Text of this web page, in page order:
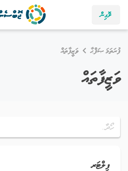
ލޮގިން
ފުރަތަމަ ޞަފްޙާ ވަޒީފާތައް
ވަޒީފާތައް
ފިލްޓަރ